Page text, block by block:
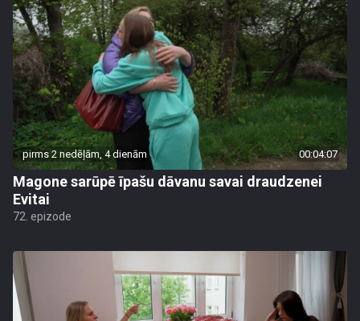
pirms 2 nedēļām, 4 dienām 00:04:07
Magone sarūpē īpašu dāvanu savai draudzenei
Evitai
72. epizode